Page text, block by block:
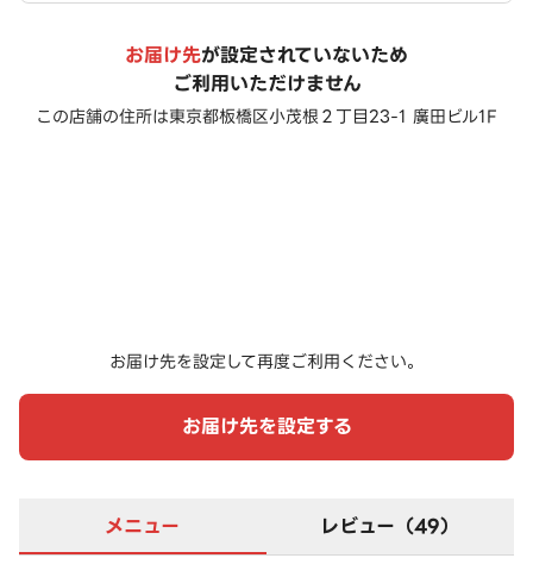
お届け先が設定されていないため
ご利用いただけません
この店舗の住所は東京都板橋区小茂根２丁目23-1 廣田ビル1F
お届け先を設定して再度ご利用ください。
お届け先を設定する
メニュー レビュー（49）